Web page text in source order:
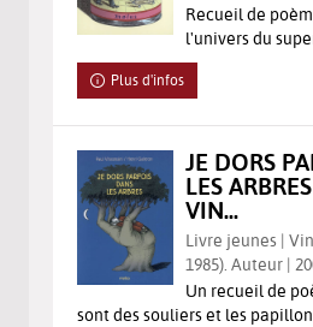
Recueil de
l'univers du
Plus d'infos
JE DORS
LES
VIN...
Livre jeunes |
1985). Auteur |
Un recueil de
sont des souliers et les